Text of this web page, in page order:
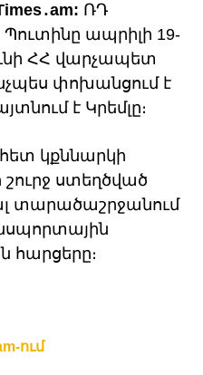
ՌԴ
ապրիլի 19-
ՀՀ վարչապետ
փոխանցում է
է Կրեմլը։
կքննարկի
ստեղծված
տարածաշրջանում
հարցերը։
ում